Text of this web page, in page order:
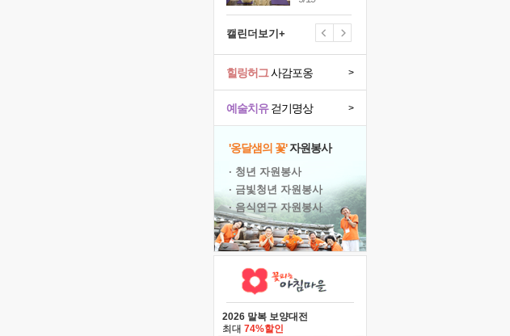
캘린더보기+
예술치유걷기명상 >
힐링허그사감포옹 >
'옹달샘의 꽃'자원봉사
· 청년 자원봉사
· 금빛청년 자원봉사
· 음식연구 자원봉사
2026 말복 보양대전
최대 74%할인